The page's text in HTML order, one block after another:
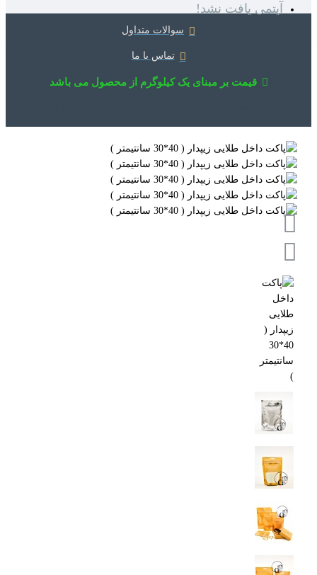
آیتمی یافت نشد!
سوالات متداول
تماس با ما
قیمت بر مبنای یک کیلوگرم از محصول می باشد